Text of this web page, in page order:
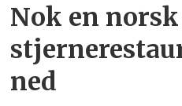
Nok en norsk
ned